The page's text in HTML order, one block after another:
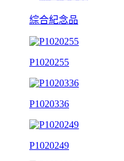
綜合紀念品
P1020255
P1020336
P1020249